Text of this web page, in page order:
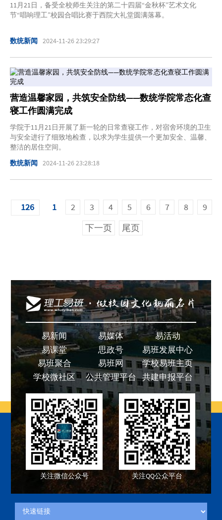
11月21日，备受全校师生关注的第二十四届“金秋杯”艺术文化
节“唱响理工”校园合唱比赛于西院大礼堂圆满落幕。
数统新闻 2024-11-26 23:29:27
营造温馨家园，共筑安全防线——数统学院常态化查
寝工作圆满完成
学院于11月21日开展了新一轮的日常查寝工作，对宿舍环境的卫生
与安全进行了细致地检查，以求为学生提供一个更加安全、温馨、
整洁的居住空间。
数统新闻 2024-11-26 23:28:18
126 1 2 3 4 5 6 7 8
9
下一页
尾页
易新闻 易媒体
易活动
易课堂
思政号
易班发展中心
易班聚合
易班网
学校易班主页
学校微社区
公共管理平台 共建申报平台
关注微信公众号 关注QQ公众平台